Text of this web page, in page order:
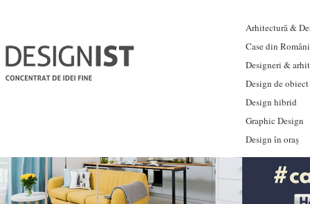
Arhitectură &
Case din
Designeri &
Design de obiect
Design hibrid
Graphic Design
Design în oraș